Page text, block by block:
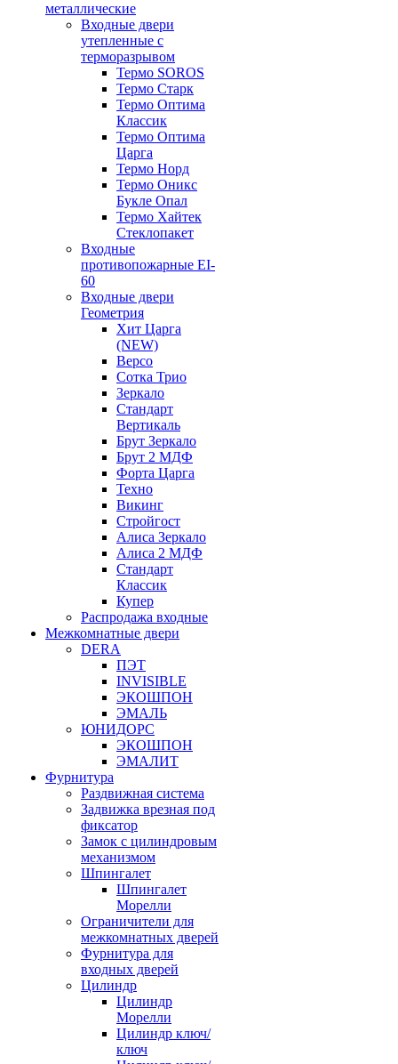
металлические
Входные двери
утепленные с
терморазрывом
Термо SOROS
Термо Старк
Термо Оптима
Классик
Термо Оптима
Царга
Термо Норд
Термо Оникс
Букле Опал
Термо Хайтек
Стеклопакет
Входные
противопожарные EI-
60
Входные двери
Геометрия
Хит Царга
(NEW)
Версо
Сотка Трио
Зеркало
Стандарт
Вертикаль
Брут Зеркало
Брут 2 МДФ
Форта Царга
Техно
Викинг
Стройгост
Алиса Зеркало
Алиса 2 МДФ
Стандарт
Классик
Купер
Распродажа входные
Межкомнатные двери
DERA
ПЭТ
INVISIBLE
ЭКОШПОН
ЭМАЛЬ
ЮНИДОРС
ЭКОШПОН
ЭМАЛИТ
Фурнитура
Раздвижная система
Задвижка врезная под
фиксатор
Замок с цилиндровым
механизмом
Шпингалет
Шпингалет
Морелли
Ограничители для
межкомнатных дверей
Фурнитура для
входных дверей
Цилиндр
Цилиндр
Морелли
Цилиндр ключ/
ключ